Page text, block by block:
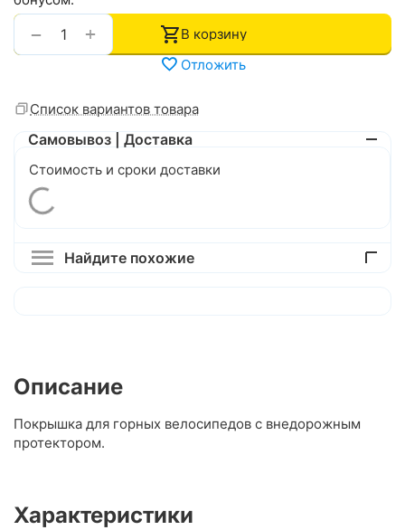
+
−
В корзину
Отложить
Список вариантов товара
Самовывоз | Доставка
Стоимость и сроки доставки
Найдите похожие
Описание
Покрышка для горных велосипедов с внедорожным
протектором.
Характеристики